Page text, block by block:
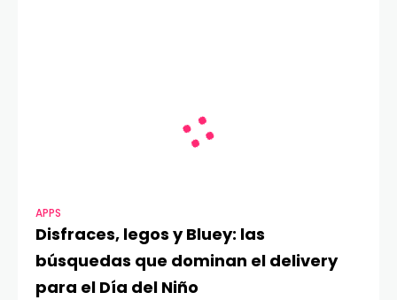
APPS
Disfraces, legos y Bluey: las
búsquedas que dominan el delivery
para el Día del Niño